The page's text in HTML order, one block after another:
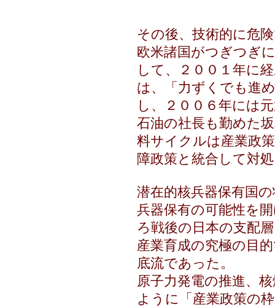
その後、技術的に危
欧米諸国がつぎつぎ
して、２００１年に
は、「力ずくでも進
し、２００６年には
石油の社長も勤めた
料サイクルは産業政
障政策と統合して対
潜在的核兵器保有国
兵器保有の可能性を
ろ戦後の日本の支配
産業育成の究極の目
底流であった。
原子力発電の推進、
ように「産業政策の